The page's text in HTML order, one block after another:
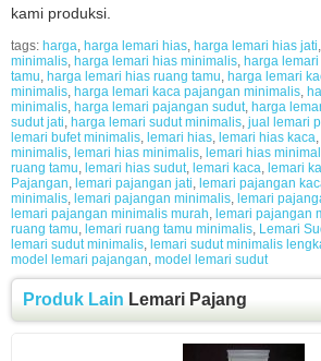
kami produksi.
tags: harga harga lemari hias harga lemari hias jati
minimalis harga lemari hias minimalis harga
tamu harga lemari hias ruang tamu harga lemari
minimalis harga lemari kaca pajangan minimalis
minimalis harga lemari pajangan sudut harga
sudut jati harga lemari sudut minimalis jual lemari
lemari bufet minimalis lemari hias lemari hias kaca
minimalis lemari hias minimalis lemari hias
ruang tamu lemari hias sudut lemari kaca lemari
Pajangan lemari pajangan jati lemari pajangan
minimalis lemari pajangan minimalis lemari
lemari pajangan minimalis murah lemari pajangan
ruang tamu lemari ruang tamu minimalis Lemari
lemari sudut minimalis lemari sudut minimalis
model lemari pajangan model lemari sudut
Produk Lain Lemari Pajang